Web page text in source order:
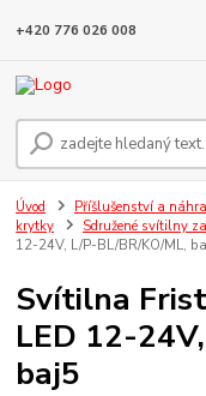
+420 776 026 008
Úvod Příšlušenství a
krytky
Sdružené svítilny
12-24V, L/P-BL/BR/KO/ML,
Svítilna
LED 12-
baj5